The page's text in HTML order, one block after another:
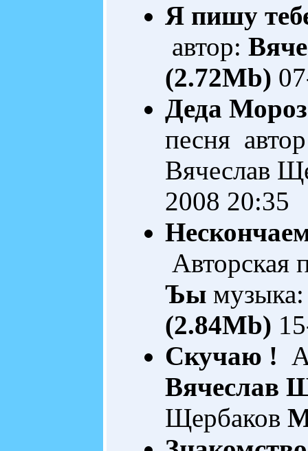
Я пишу
автор:
(2.72Mb)
Деда
песня
Вячеслав
2008 20:35
Авторская
Ъы
(2.84Mb)
Скучаю !
Вячеслав
Щербаков